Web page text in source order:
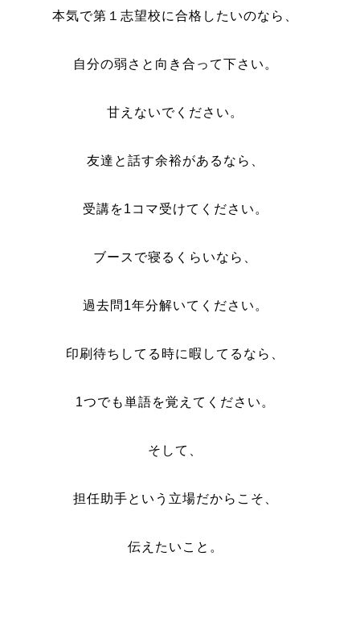
本気で第１志望校に合格したいのなら、
自分の弱さと向き合って下さい。
甘えないでください。
友達と話す余裕があるなら、
受講を1コマ受けてください。
ブースで寝るくらいなら、
過去問1年分解いてください。
印刷待ちしてる時に暇してるなら、
1つでも単語を覚えてください。
そして、
担任助手という立場だからこそ、
伝えたいこと。